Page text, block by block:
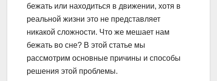
бежать или находиться в движении, хотя в
реальной жизни это не представляет
никакой сложности. Что же мешает нам
бежать во сне? В этой статье мы
рассмотрим основные причины и способы
решения этой проблемы.